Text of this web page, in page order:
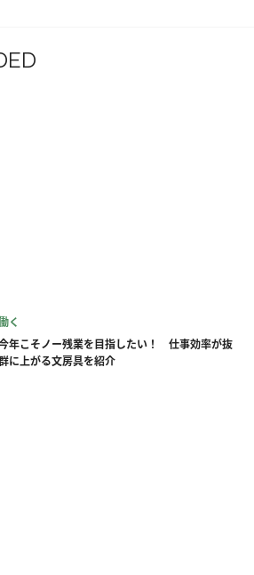
く
年こそノー残業を目指したい！ 仕事効率が抜
に上がる文房具を紹介